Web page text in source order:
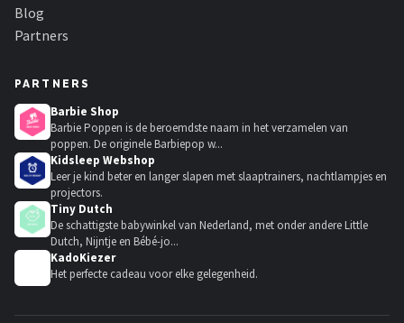
Blog
Partners
PARTNERS
Barbie Shop
Barbie Poppen is de beroemdste naam in het verzamelen van
poppen. De originele Barbiepop w...
Kidsleep Webshop
Leer je kind beter en langer slapen met slaaptrainers, nachtlampjes en
projectors.
Tiny Dutch
De schattigste babywinkel van Nederland, met onder andere Little
Dutch, Nijntje en Bébé-jo...
KadoKiezer
Het perfecte cadeau voor elke gelegenheid.